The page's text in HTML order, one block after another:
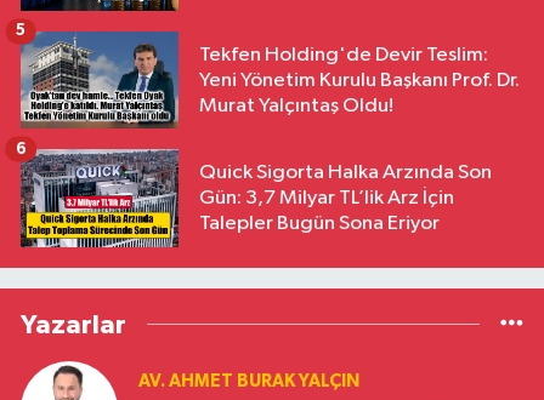
Tekfen Holding'de Devir Teslim:
Yeni Yönetim Kurulu Başkanı Prof. Dr.
Murat Yalçıntaş Oldu!
5
Quick Sigorta Halka Arzında Son
Gün: 3,7 Milyar TL’lik Arz İçin
Talepler Bugün Sona Eriyor
6
Yazarlar
AV. AHMET BURAK YALÇIN